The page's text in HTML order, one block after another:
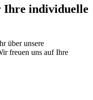
Ihre individuelle
über unsere
freuen uns auf Ihre